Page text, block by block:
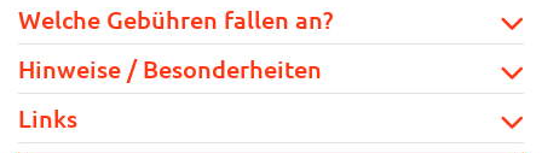
Welche Gebühren fallen an?
Hinweise / Besonderheiten
Links